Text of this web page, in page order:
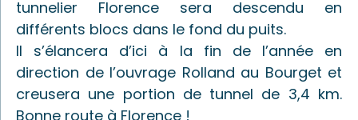
tunnelier Florence sera descendu en
différents blocs dans le fond du puits.
Il s’élancera d’ici à la fin de l’année en
direction de l’ouvrage Rolland au Bourget et
creusera une portion de tunnel de 3,4 km.
Bonne route à Florence !